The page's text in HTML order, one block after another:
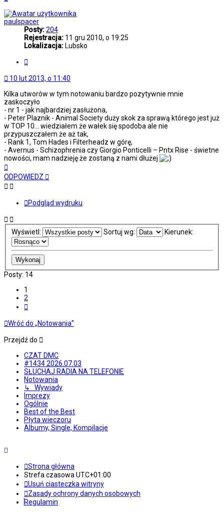
paulspacer
Posty:204
Rejestracja: 11 gru 2010, o 19:25
Lokalizacja: Lubsko
10 lut 2013, o 11:40
Kilka utworów w tym notowaniu bardzo pozytywnie mnie
zaskoczyło
- nr 1 - jak najbardziej zasłużona,
- Peter Plaznik - Animal Society duży skok za sprawą którego jest już
w TOP 10... wiedziałem że wałek się spodoba ale nie
przypuszczałem że aż tak,
- Rank 1, Tom Hades i Filterheadz w górę,
- Avernus - Schizophrenia czy Giorgio Ponticelli – Pntx Rise - świetne
nowości, mam nadzieję że zostaną z nami dłużej
górę
ODPOWIEDZ
Podgląd wydruku
Wyświetl: Sortuj wg: Kierunek:
Posty: 14
1
2
Wróć do „Notowania”
Przejdź do
CZAT DMC
#1434 2026.07.03
SŁUCHAJ RADIA NA TELEFONIE
Notowania
↳ Wywiady
Imprezy
Ogólnie
Best of the Best
Płyta wieczoru
Albumy, Single, Kompilacje
Strona główna
Strefa czasowa UTC+01:00
Usuń ciasteczka witryny
Zasady ochrony danych osobowych
Regulamin